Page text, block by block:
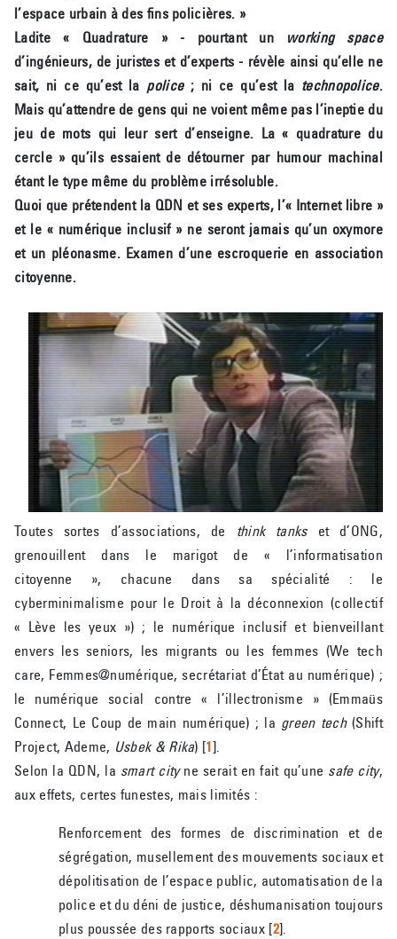
l’espace urbain à des fins policières. »
Ladite « Quadrature » - pourtant un working space
d’ingénieurs, de juristes et d’experts - révèle ainsi qu’elle ne
sait, ni ce qu’est la police; ni ce qu’est la technopolice.
Mais qu’attendre de gens qui ne voient même pas l’ineptie du
jeu de mots qui leur sert d’enseigne. La « quadrature du
cercle » qu’ils essaient de détourner par humour machinal
étant le type même du problème irrésoluble.
Quoi que prétendent la QDN et ses experts, l’« Internet libre »
et le « numérique inclusif » ne seront jamais qu’un oxymore
et un pléonasme. Examen d’une escroquerie en association
citoyenne.
Toutes sortes d’associations, de think tankset d’ONG,
grenouillent dans le marigot de « l’informatisation
citoyenne », chacune dans sa spécialité : le
cyberminimalisme pour le Droit à la déconnexion (collectif
« Lève les yeux ») ; le numérique inclusif et bienveillant
envers les seniors, les migrants ou les femmes (We tech
care, Femmes@numérique, secrétariat d’État au numérique) ;
le numérique social contre « l’illectronisme » (Emmaüs
Connect, Le Coup de main numérique) ; la green tech(Shift
Project, Ademe, Usbek & Rika) [1].
Selon la QDN, la smart cityne serait en fait qu’une safe city,
aux effets, certes funestes, mais limités :
Renforcement des formes de discrimination et de
ségrégation, musellement des mouvements sociaux et
dépolitisation de l’espace public, automatisation de la
police et du déni de justice, déshumanisation toujours
plus poussée des rapports sociaux[2].